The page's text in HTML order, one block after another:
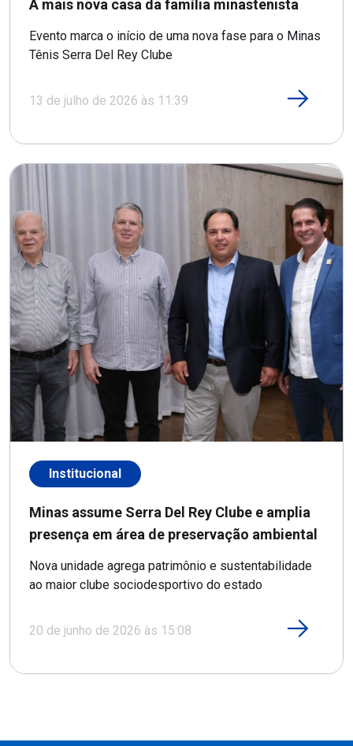
A mais nova casa da família minastenista
Evento marca o início de uma nova fase para o Minas
Tênis Serra Del Rey Clube
13 de julho de 2026 às 11:39
Institucional
Minas assume Serra Del Rey Clube e amplia
presença em área de preservação ambiental
Nova unidade agrega patrimônio e sustentabilidade
ao maior clube sociodesportivo do estado
20 de junho de 2026 às 15:08